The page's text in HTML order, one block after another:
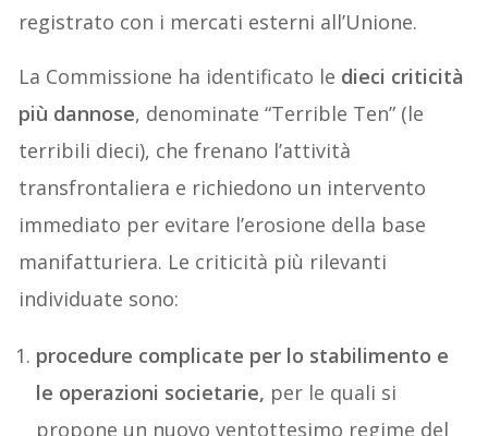
registrato con i mercati esterni all’Unione.
La Commissione ha identificato le dieci criticità
più dannose, denominate “Terrible Ten” (le
terribili dieci), che frenano l’attività
transfrontaliera e richiedono un intervento
immediato per evitare l’erosione della base
manifatturiera. Le criticità più rilevanti
individuate sono:
procedure complicate per lo stabilimento e
le operazioni societarie, per le quali si
propone un nuovo ventottesimo regime del